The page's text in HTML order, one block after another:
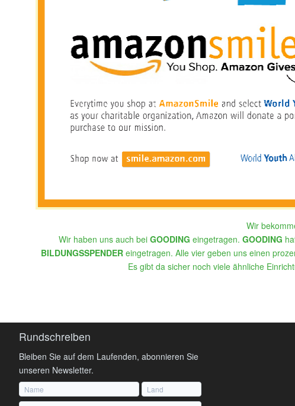
Wir
Wir haben uns auch bei GOODING eingetragen. GOODING
BILDUNGSSPENDER eingetragen. Alle vier geben uns einen
Es gibt da sicher noch viele ähnliche
Rundschreiben
Bleiben Sie auf dem Laufenden, abonnieren Sie
unseren Newsletter.